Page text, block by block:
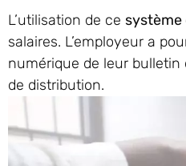
L’utilisation de ce système
salaires. L’employeur a
numérique de leur bulletin
de distribution.